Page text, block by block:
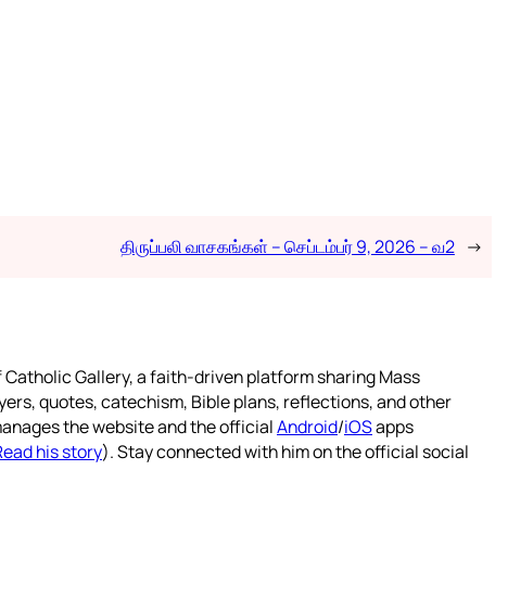
திருப்பலி வாசகங்கள் – செப்டம்பர் 9, 2026 – வ2 →
Gallery, a faith-driven platform sharing Mass
quotes, catechism, Bible plans, reflections, and other
the website and the officialAndroid/iOSapps
his story). Stay connected with him on the official social